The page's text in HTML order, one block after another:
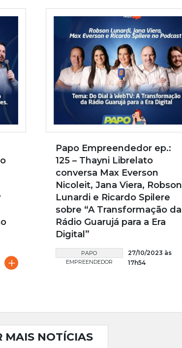
+
Papo Empreendedor ep.:
125 – Thayni Librelato
conversa Max Everson
Nicoleit, Jana Viera, Robson
Lunardi e Ricardo Spilere
sobre “A Transformação da
Rádio Guarujá para a Era
Digital”
PAPO
EMPREENDEDOR
27/10/2023 às
17h54
MAIS NOTÍCIAS